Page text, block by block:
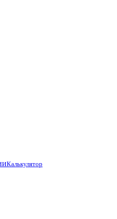
Калькулятор